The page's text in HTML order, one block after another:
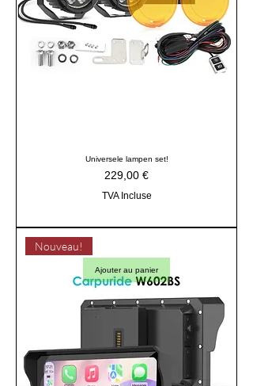
Universele lampen set!
Prix
229,00 €
TVA Incluse
Ajouter au panier
Nouveau!